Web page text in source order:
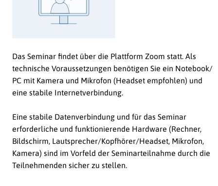
Das Seminar findet über die Plattform Zoom statt. Als
technische Voraussetzungen benötigen Sie ein Notebook/
PC mit Kamera und Mikrofon (Headset empfohlen) und
eine stabile Internetverbindung.
Eine stabile Datenverbindung und für das Seminar
erforderliche und funktionierende Hardware (Rechner,
Bildschirm, Lautsprecher/Kopfhörer/Headset, Mikrofon,
Kamera) sind im Vorfeld der Seminarteilnahme durch die
Teilnehmenden sicher zu stellen.